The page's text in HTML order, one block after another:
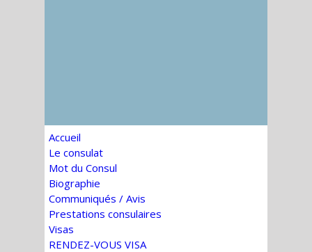
Accueil
Le consulat
Mot du Consul
Biographie
Communiqués / Avis
Prestations consulaires
Visas
RENDEZ-VOUS VISA